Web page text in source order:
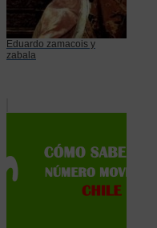
Eduardo zamacois y
zabala